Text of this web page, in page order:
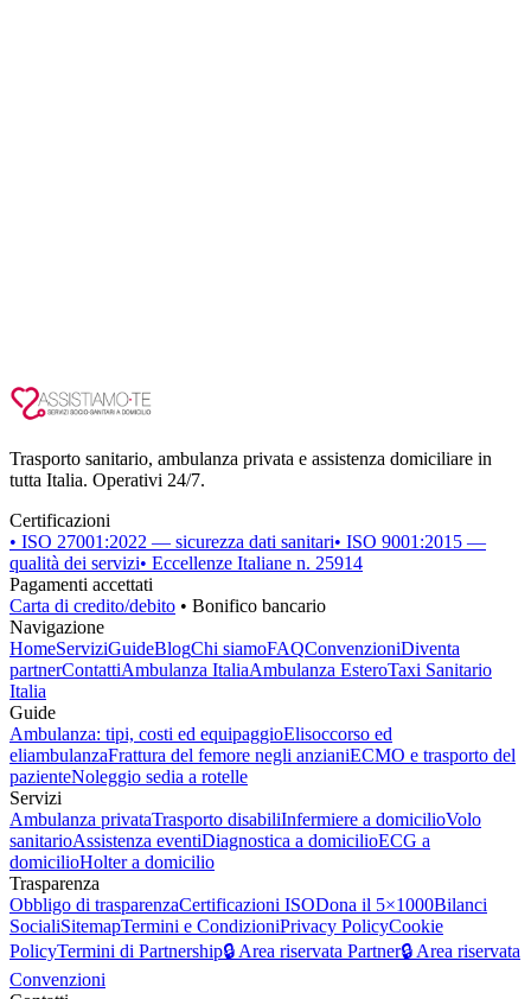
Trasporto sanitario, ambulanza privata e assistenza domiciliare in
tutta Italia. Operativi 24/7.
Certificazioni
• ISO 27001:2022 — sicurezza dati sanitari• ISO 9001:2015 —
qualità dei servizi• Eccellenze Italiane n. 25914
Pagamenti accettati
Carta di credito/debito • Bonifico bancario
Navigazione
HomeServiziGuideBlogChi siamoFAQConvenzioniDiventa
partnerContattiAmbulanza ItaliaAmbulanza EsteroTaxi Sanitario
Italia
Guide
Ambulanza: tipi, costi ed equipaggioElisoccorso ed
eliambulanzaFrattura del femore negli anzianiECMO e trasporto del
pazienteNoleggio sedia a rotelle
Servizi
Ambulanza privataTrasporto disabiliInfermiere a domicilioVolo
sanitarioAssistenza eventiDiagnostica a domicilioECG a
domicilioHolter a domicilio
Trasparenza
Obbligo di trasparenzaCertificazioni ISODona il 5×1000Bilanci
SocialiSitemapTermini e CondizioniPrivacy PolicyCookie
PolicyTermini di Partnership🔒 Area riservata Partner🔒 Area riservata
Convenzioni